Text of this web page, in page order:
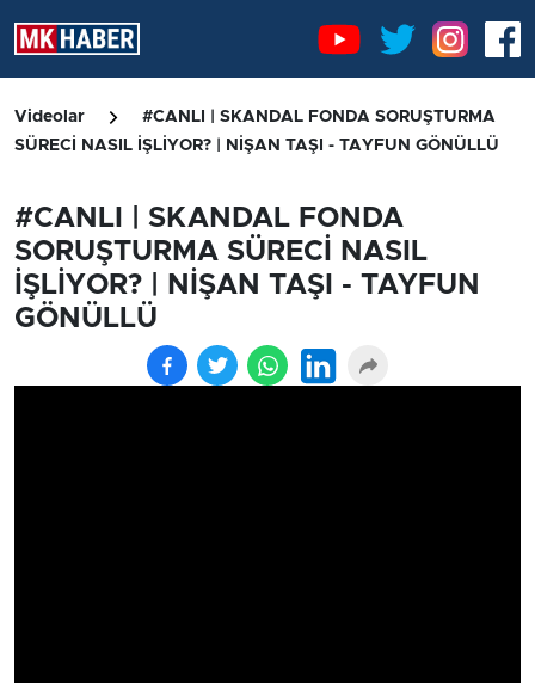
Videolar
#CANLI | SKANDAL FONDA SORUŞTURMA
SÜRECİ NASIL İŞLİYOR? | NİŞAN TAŞI - TAYFUN GÖNÜLLÜ
#CANLI | SKANDAL FONDA
SORUŞTURMA SÜRECİ NASIL
İŞLİYOR? | NİŞAN TAŞI - TAYFUN
GÖNÜLLÜ